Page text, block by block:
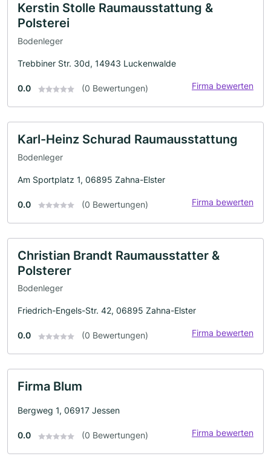
Kerstin Stolle Raumausstattung &
Polsterei
Bodenleger
Trebbiner Str. 30d, 14943 Luckenwalde
0.0 (0 Bewertungen) Firma bewerten
Karl-Heinz Schurad Raumausstattung
Bodenleger
Am Sportplatz 1, 06895 Zahna-Elster
0.0 (0 Bewertungen) Firma bewerten
Christian Brandt Raumausstatter &
Polsterer
Bodenleger
Friedrich-Engels-Str. 42, 06895 Zahna-Elster
0.0 (0 Bewertungen) Firma bewerten
Firma Blum
Bergweg 1, 06917 Jessen
0.0 (0 Bewertungen) Firma bewerten